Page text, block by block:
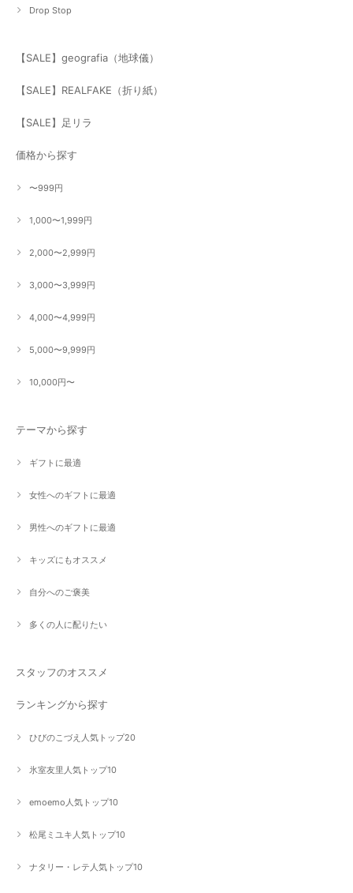
Drop Stop
【SALE】geografia（地球儀）
【SALE】REALFAKE（折り紙）
【SALE】足リラ
価格から探す
〜999円
1,000〜1,999円
2,000〜2,999円
3,000〜3,999円
4,000〜4,999円
5,000〜9,999円
10,000円〜
テーマから探す
ギフトに最適
女性へのギフトに最適
男性へのギフトに最適
キッズにもオススメ
自分へのご褒美
多くの人に配りたい
スタッフのオススメ
ランキングから探す
ひびのこづえ人気トップ20
氷室友里人気トップ10
emoemo人気トップ10
松尾ミユキ人気トップ10
ナタリー・レテ人気トップ10